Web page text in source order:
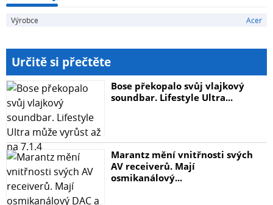
Výrobce Acer
Určitě si přečtěte
Bose překopalo svůj vlajkový
soundbar. Lifestyle Ultra...
Marantz mění vnitřnosti svých
AV receiverů. Mají
osmikanálový...